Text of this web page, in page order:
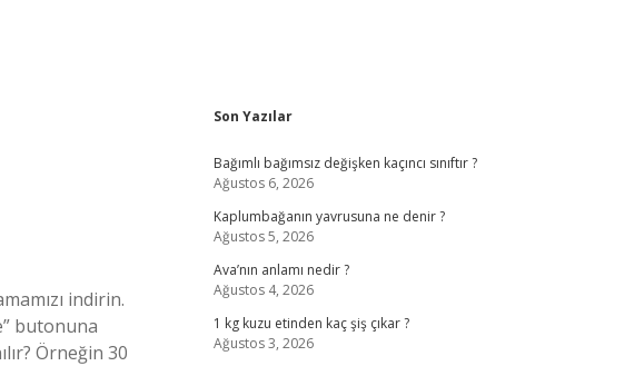
indirin.
butonuna
Örneğin 30
Sidebar
Son Yazılar
Bağımlı bağımsız değişken kaçıncı sınıftır ?
Ağustos 6, 2026
Kaplumbağanın yavrusuna ne denir ?
Ağustos 5, 2026
Ava’nın anlamı nedir ?
Ağustos 4, 2026
1 kg kuzu etinden kaç şiş çıkar ?
Ağustos 3, 2026